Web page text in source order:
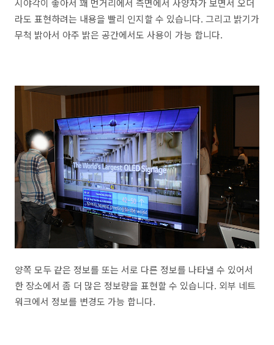
라도 표현하려는 내용을 빨리 인지할 수 있습니다. 그리고 밝기가
무척 밝아서 아주 밝은 공간에서도 사용이 가능 합니다.
양쪽 모두 같은 정보를 또는 서로 다른 정보를 나타낼 수 있어서
한 장소에서 좀 더 많은 정보량을 표현할 수 있습니다. 외부 네트
워크에서 정보를 변경도 가능 합니다.